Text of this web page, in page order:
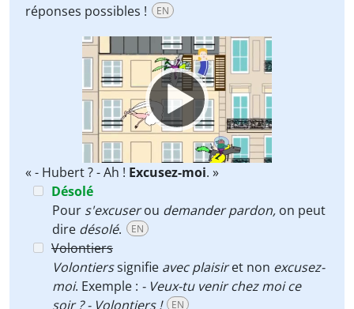
réponses possibles !
EN
Video
Player
« - Hubert ? - Ah ! Excusez-moi. »
Désolé
Pour s'excuserou demander pardon, on peut
dire désolé. EN
Volontiers
Volontierssignifie avec plaisiret non excusez-
moi. Exemple : - Veux-tu venir chez moi ce
soir ? - Volontiers !
EN